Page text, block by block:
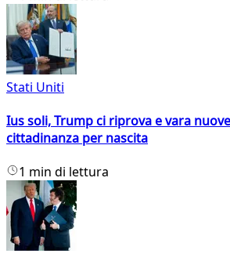
Stati Uniti
Ius soli, Trump ci riprova e vara
cittadinanza per nascita
1 min di lettura